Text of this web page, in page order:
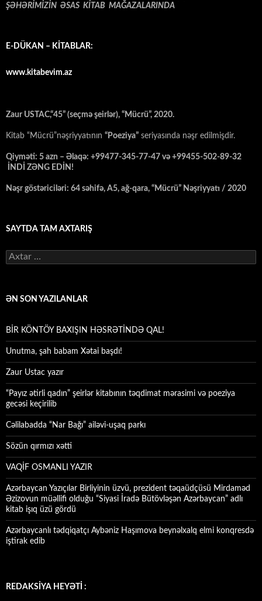
ŞƏHƏRİMİZİN ƏSAS KİTAB MAĞAZALARINDA
E-DÜKAN – KİTABLAR:
www.kitabevim.az
Zaur USTAC,“45” (seçmə şeirlər), “Mücrü”, 2020.
Kitab “Mücrü”nəşriyyatının “Poeziya” seriyasında nəşr edilmişdir.
Qiyməti: 5 azn – Əlaqə: +99477-345-77-47 və +99455-502-89-32
İNDİ ZƏNG EDİN!
Nəşr göstəriciləri: 64 səhifə, A5, ağ-qara, “Mücrü” Nəşriyyatı / 2020
SAYTDA TAM AXTARIŞ
Axtarış:
ƏN SON YAZILANLAR
BİR KÖNTÖY BAXIŞIN HƏSRƏTİNDƏ QAL!
Unutma, şah babam Xətai başdı!
Zaur Ustac yazır
“Payız ətirli qadın” şeirlər kitabının təqdimat mərasimi və poeziya
gecəsi keçirilib
Cəlilabadda “Nar Bağı” ailəvi-uşaq parkı
Sözün qırmızı xətti
VAQİF OSMANLI YAZIR
Azərbaycan Yazıçılar Birliyinin üzvü, prezident təqaüdçüsü Mirdaməd
Əzizovun müəllifi olduğu “Siyasi İradə Bütövləşən Azərbaycan” adlı
kitab işıq üzü gördü
Azərbaycanlı tədqiqatçı Aybəniz Haşımova beynəlxalq elmi konqresdə
iştirak edib
REDAKSİYA HEYƏTİ :